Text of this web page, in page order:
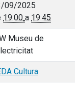
09/2025
19:00 a 19:45
Museu de
Cultura